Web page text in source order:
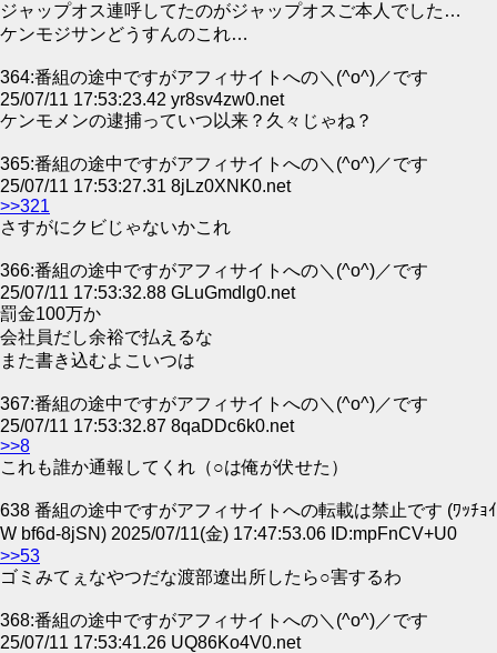
ジャップオス連呼してたのがジャップオスご本人でした…
ケンモジサンどうすんのこれ…
364:番組の途中ですがアフィサイトへの＼(^o^)／です
25/07/11 17:53:23.42 yr8sv4zw0.net
ケンモメンの逮捕っていつ以来？久々じゃね？
365:番組の途中ですがアフィサイトへの＼(^o^)／です
25/07/11 17:53:27.31 8jLz0XNK0.net
>>321
さすがにクビじゃないかこれ
366:番組の途中ですがアフィサイトへの＼(^o^)／です
25/07/11 17:53:32.88 GLuGmdlg0.net
罰金100万か
会社員だし余裕で払えるな
また書き込むよこいつは
367:番組の途中ですがアフィサイトへの＼(^o^)／です
25/07/11 17:53:32.87 8qaDDc6k0.net
>>8
これも誰か通報してくれ（○は俺が伏せた）
638 番組の途中ですがアフィサイトへの転載は禁止です (ﾜｯﾁｮｲ
W bf6d-8jSN) 2025/07/11(金) 17:47:53.06 ID:mpFnCV+U0
>>53
ゴミみてぇなやつだな渡部遼出所したら○害するわ
368:番組の途中ですがアフィサイトへの＼(^o^)／です
25/07/11 17:53:41.26 UQ86Ko4V0.net